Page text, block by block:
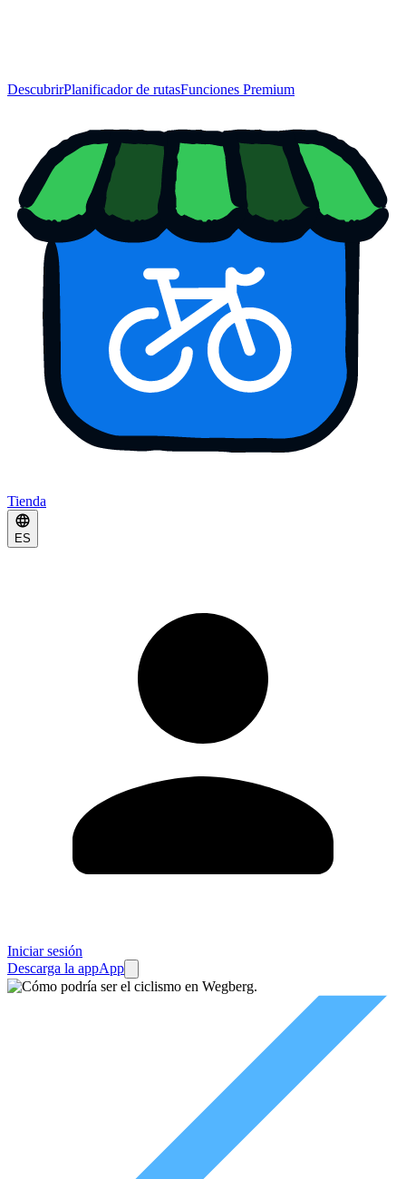
DescubrirPlanificador de rutasFunciones Premium
Tienda
ES
Iniciar sesión
Descarga la appApp